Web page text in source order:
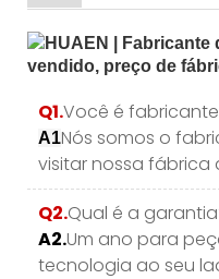
Q1.Você é
A1Nós somos o
visitar nossa fábrica
Q2.Qual é a
A2.Um ano para
tecnologia ao seu